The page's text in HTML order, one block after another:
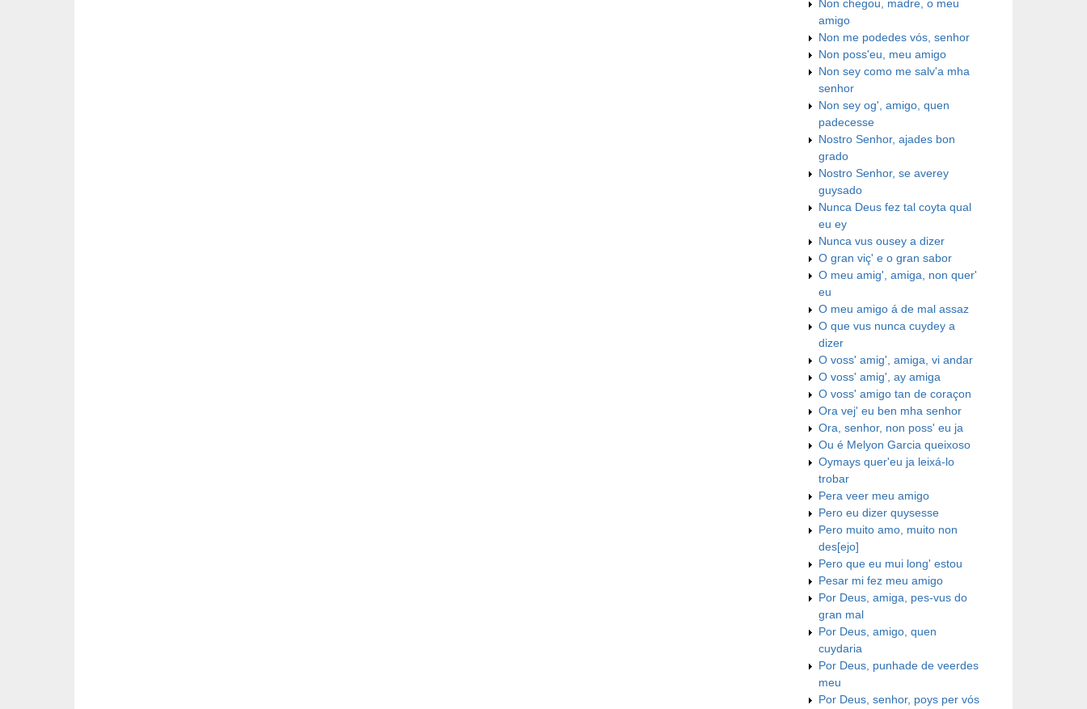
Non chegou, madre, o meu
amigo
Non me podedes vós, senhor
Non poss'eu, meu amigo
Non sey como me salv'a mha
senhor
Non sey og', amigo, quen
padecesse
Nostro Senhor, ajades bon
grado
Nostro Senhor, se averey
guysado
Nunca Deus fez tal coyta qual
eu ey
Nunca vus ousey a dizer
O gran viç' e o gran sabor
O meu amig', amiga, non quer'
eu
O meu amigo á de mal assaz
O que vus nunca cuydey a
dizer
O voss' amig', amiga, vi andar
O voss' amig', ay amiga
O voss' amigo tan de coraçon
Ora vej' eu ben mha senhor
Ora, senhor, non poss' eu ja
Ou é Melyon Garcia queixoso
Oymays quer'eu ja leixá-lo
trobar
Pera veer meu amigo
Pero eu dizer quysesse
Pero muito amo, muito non
des[ejo]
Pero que eu mui long' estou
Pesar mi fez meu amigo
Por Deus, amiga, pes-vus do
gran mal
Por Deus, amigo, quen
cuydaria
Por Deus, punhade de veerdes
meu
Por Deus, senhor, poys per vós